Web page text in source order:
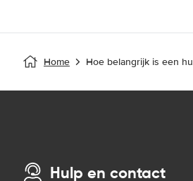
Home Hoe belangrijk is een
Hulp en contact